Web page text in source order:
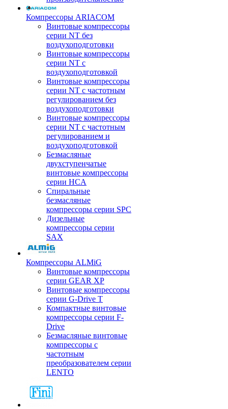
Компрессоры ARIACOM
Винтовые компрессоры
серии NT без
воздухоподготовки
Винтовые компрессоры
серии NT c
воздухоподготовкой
Винтовые компрессоры
серии NT с частотным
регулированием без
воздухоподготовки
Винтовые компрессоры
серии NT с частотным
регулированием и
воздухоподготовкой
Безмасляные
двухступенчатые
винтовые компрессоры
серии HCA
Спиральные
безмасляные
компрессоры серии SPC
Дизельные
компрессоры серии
SAX
Компрессоры ALMiG
Винтовые компрессоры
серии GEAR XP
Винтовые компрессоры
серии G-Drive T
Компактные винтовые
компрессоры серии F-
Drive
Безмасляные винтовые
компрессоры с
частотным
преобразователем серии
LENTO